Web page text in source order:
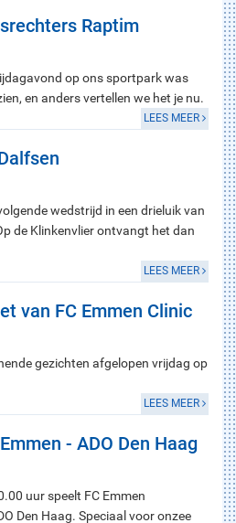
Raptim
op ons sportpark was
en anders vertellen we het je nu.
LEES MEER
wedstrijd in een drieluik van
de Klinkenvlier ontvangt het dan
LEES MEER
van FC Emmen Clinic
gezichten afgelopen vrijdag op
LEES MEER
- ADO Den Haag
uur speelt FC Emmen
Den Haag. Speciaal voor onzee